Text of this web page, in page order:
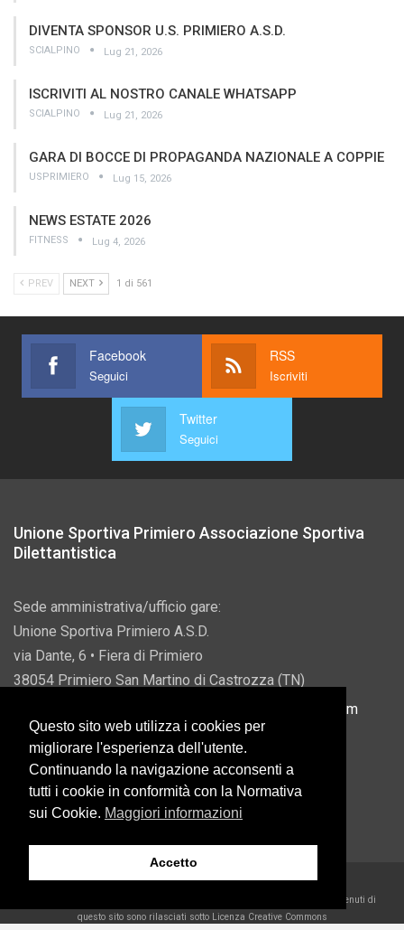
DIVENTA SPONSOR U.S. PRIMIERO A.S.D.
SCIALPINO Lug 21, 2026
ISCRIVITI AL NOSTRO CANALE WHATSAPP
SCIALPINO Lug 21, 2026
GARA DI BOCCE DI PROPAGANDA NAZIONALE A COPPIE
USPRIMIERO Lug 15, 2026
NEWS ESTATE 2026
FITNESS Lug 4, 2026
PREV NEXT 1 di 561
Facebook
Seguici
RSS
Iscriviti
Twitter
Seguici
Unione Sportiva Primiero Associazione Sportiva
Dilettantistica
Sede amministrativa/ufficio gare:
Unione Sportiva Primiero A.S.D.
via Dante, 6 • Fiera di Primiero
38054 Primiero San Martino di Castrozza (TN)
info@usprimiero.com
Vantaggi da Pubblica Amministrazione
Eccetto dove diversamente specificato, i contenuti di
questo sito sono rilasciati sotto Licenza Creative Commons
Questo sito web utilizza i cookies per
migliorare l'esperienza dell'utente.
Continuando la navigazione acconsenti a
tutti i cookie in conformità con la Normativa
sui Cookie. Maggiori informazioni
Accetto